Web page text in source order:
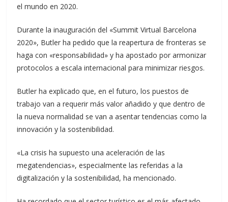
el mundo en 2020.
Durante la inauguración del «Summit Virtual Barcelona
2020», Butler ha pedido que la reapertura de fronteras se
haga con «responsabilidad» y ha apostado por armonizar
protocolos a escala internacional para minimizar riesgos.
Butler ha explicado que, en el futuro, los puestos de
trabajo van a requerir más valor añadido y que dentro de
la nueva normalidad se van a asentar tendencias como la
innovación y la sostenibilidad.
«La crisis ha supuesto una aceleración de las
megatendencias», especialmente las referidas a la
digitalización y la sostenibilidad, ha mencionado.